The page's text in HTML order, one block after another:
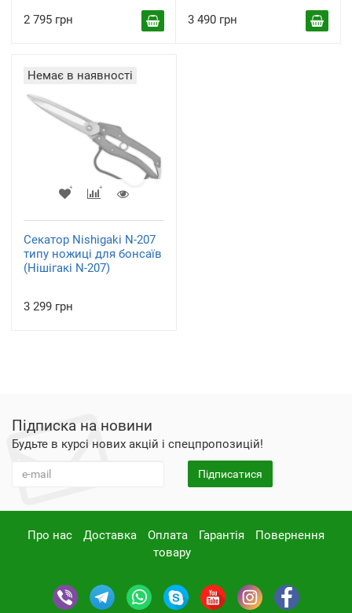
2 795 грн 3 490 грн
Немає в наявності
Секатор Nishigaki N-207
типу ножиці для бонсаїв
(Нішігакі N-207)
3 299 грн
Підписка на новини
Будьте в курсі нових акцій і спецпропозицій!
Підписатися
Про нас Доставка Оплата Гарантія
Повернення
товару